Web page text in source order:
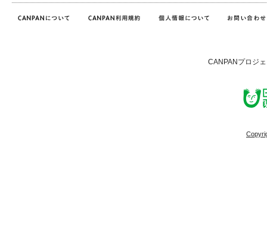
CANPANプロジ